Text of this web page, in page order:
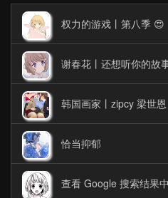
权力的游戏丨第八季 😍
谢春花丨还想听你的故
韩国画家丨zipcy 梁世恩
恰当抑郁
查看 Google 搜索结果